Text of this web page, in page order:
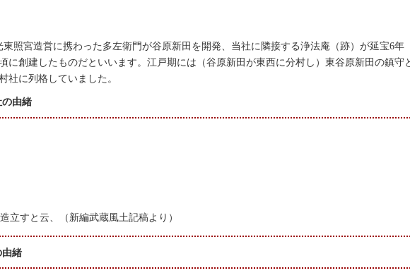
照宮造営に携わった多左衛門が谷原新田を開発、当社に隣接する浄法庵（跡）が延宝6年（
に創建したものだといいます。江戸期には（谷原新田が東西に分村し）東谷原新田の鎮守
社に列格していました。
の由緒
立すと云、（新編武蔵風土記稿より）
由緒